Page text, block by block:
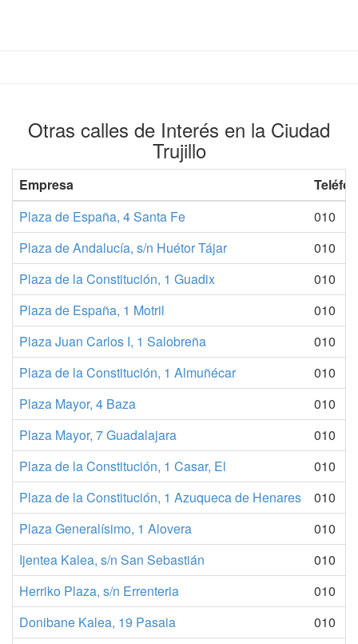
Otras calles de Interés en la Ciudad
Trujillo
Empresa
Plaza de España, 4 Santa Fe
010
Plaza de Andalucía, s/n Huétor Tájar
010
Plaza de la Constitución, 1 Guadix
010
Plaza de España, 1 Motril
010
Plaza Juan Carlos I, 1 Salobreña
010
Plaza de la Constitución, 1 Almuñécar
010
Plaza Mayor, 4 Baza
010
Plaza Mayor, 7 Guadalajara
010
Plaza de la Constitución, 1 Casar, El
010
Plaza de la Constitución, 1 Azuqueca de Henares
010
Plaza Generalísimo, 1 Alovera
010
Ijentea Kalea, s/n San Sebastián
010
Herriko Plaza, s/n Errenteria
010
Donibane Kalea, 19 Pasaia
010